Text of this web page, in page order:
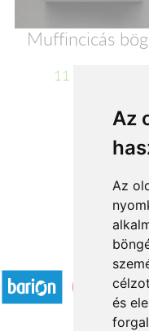
Az
Az
és
Muffincicás
11 600 Ft-tól